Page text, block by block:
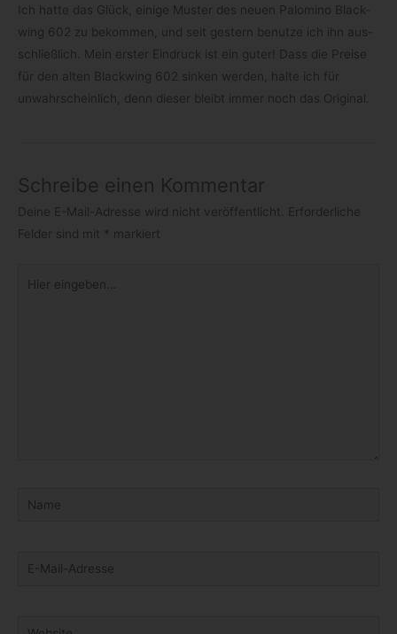
Ich hatte das Glück, einige Mus­ter des neuen Palo­mino Black­
wing 602 zu bekom­men, und seit ges­tern benutze ich ihn aus­
schließ­lich. Mein ers­ter Ein­druck ist ein guter! Dass die Preise
für den alten Black­wing 602 sin­ken wer­den, halte ich für
unwahr­schein­lich, denn die­ser bleibt immer noch das Original.
Schreibe einen Kommentar
Deine E-Mail-Adresse wird nicht veröffentlicht.
Erforderliche
Felder sind mit
* markiert
eingeben…
Name
Website